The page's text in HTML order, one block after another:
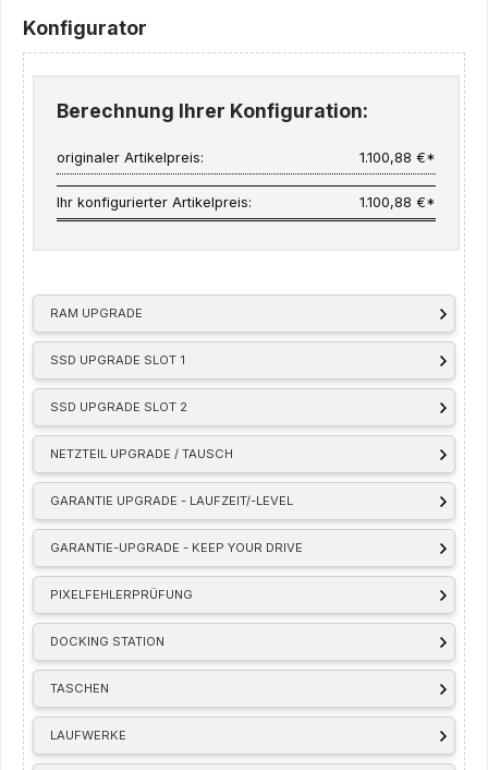
Konfigurator
RAM UPGRADE
SSD UPGRADE SLOT 1
SSD UPGRADE SLOT 2
NETZTEIL UPGRADE / TAUSCH
GARANTIE UPGRADE - LAUFZEIT/-LEVEL
GARANTIE-UPGRADE - KEEP YOUR DRIVE
PIXELFEHLERPRÜFUNG
DOCKING STATION
TASCHEN
LAUFWERKE
Berechnung Ihrer Konfiguration:
originaler Artikelpreis: 1.100,88 €*
Ihr konfigurierter Artikelpreis: 1.100,88 €*